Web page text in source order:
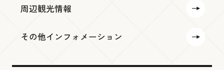
周辺観光情報
その他インフォメーション